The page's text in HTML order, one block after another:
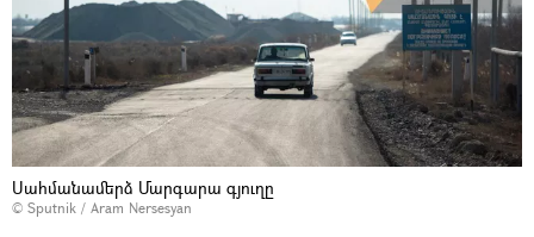
Սահմանամերձ Մարգարա գյուղը
© Sputnik / Aram Nersesyan